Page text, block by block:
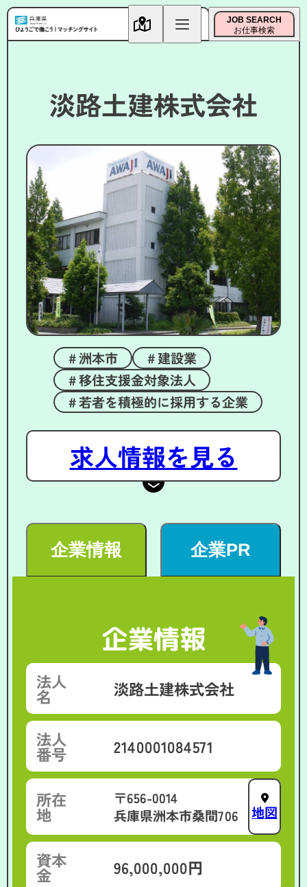
JOB SEARCH
お仕事検索
淡路土建株式会社
洲本市
建設業
移住支援金対象法人
若者を積極的に採用する企業
求人情報を見る
企業情報 企業PR
企業情報
法人
名 淡路土建株式会社
法人
番号 2140001084571
所在
地
〒656-0014
兵庫県洲本市桑間706
地図
資本
金 96,000,000円